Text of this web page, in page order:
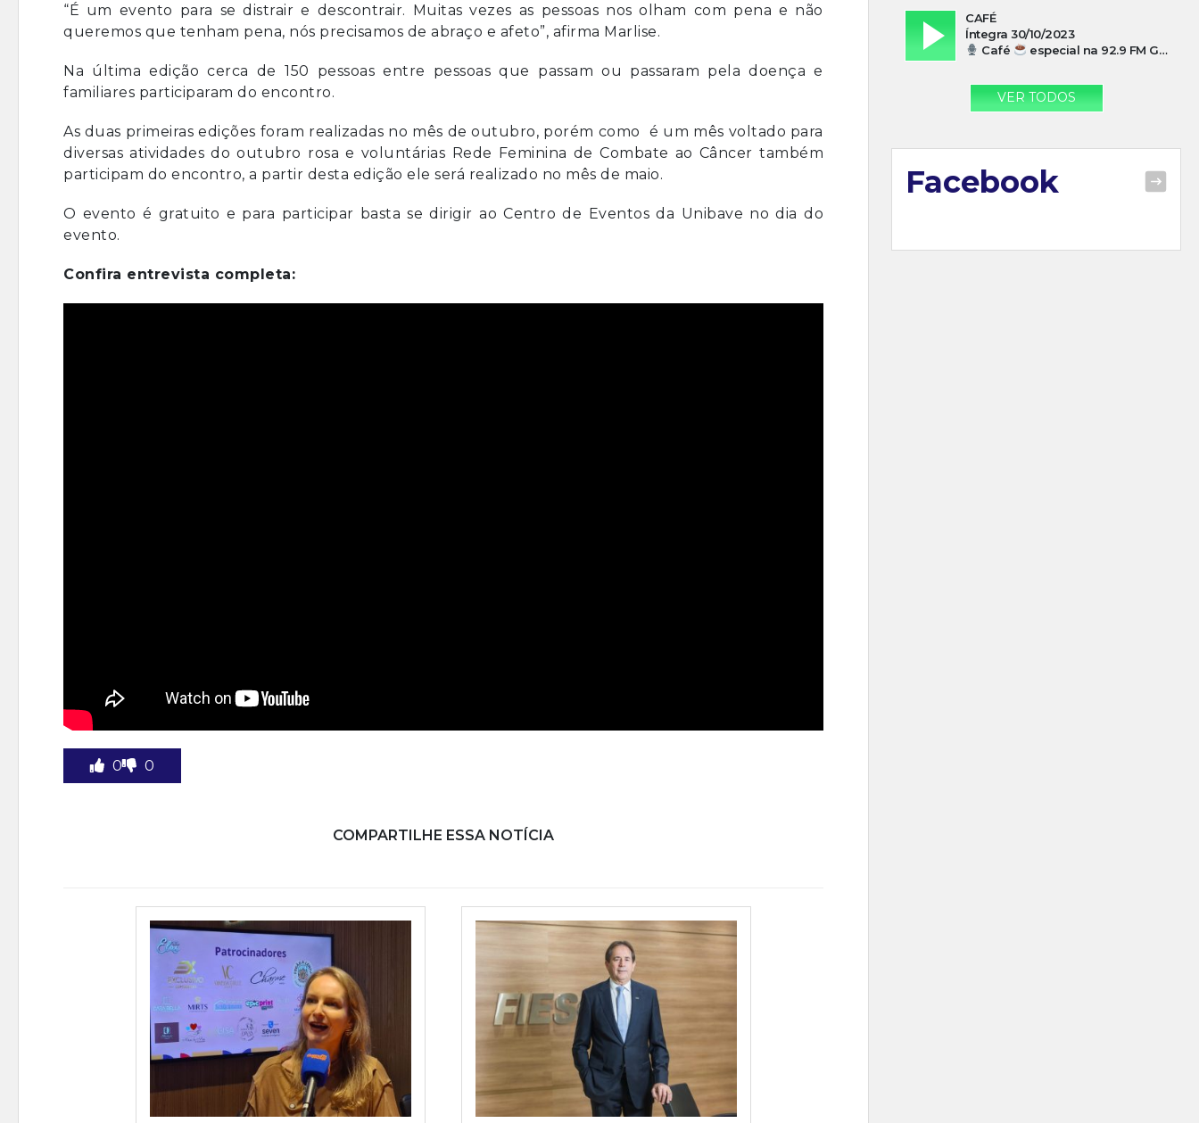
“É um evento para se distrair e descontrair. Muitas vezes as pessoas nos olham com pena e não
queremos que tenham pena, nós precisamos de abraço e afeto”, afirma Marlise.
Na última edição cerca de 150 pessoas entre pessoas que passam ou passaram pela doença e
familiares participaram do encontro.
As duas primeiras edições foram realizadas no mês de outubro, porém como é um mês voltado para
diversas atividades do outubro rosa e voluntárias Rede Feminina de Combate ao Câncer também
participam do encontro, a partir desta edição ele será realizado no mês de maio.
O evento é gratuito e para participar basta se dirigir ao Centro de Eventos da Unibave no dia do
evento.
Confira entrevista completa:
0 0
COMPARTILHE ESSA NOTÍCIA
CAFÉ
Íntegra 30/10/2023
Café
especial na 92.9 FM Guarujá com Paulo Cesar Leandres
VER TODOS
Facebook